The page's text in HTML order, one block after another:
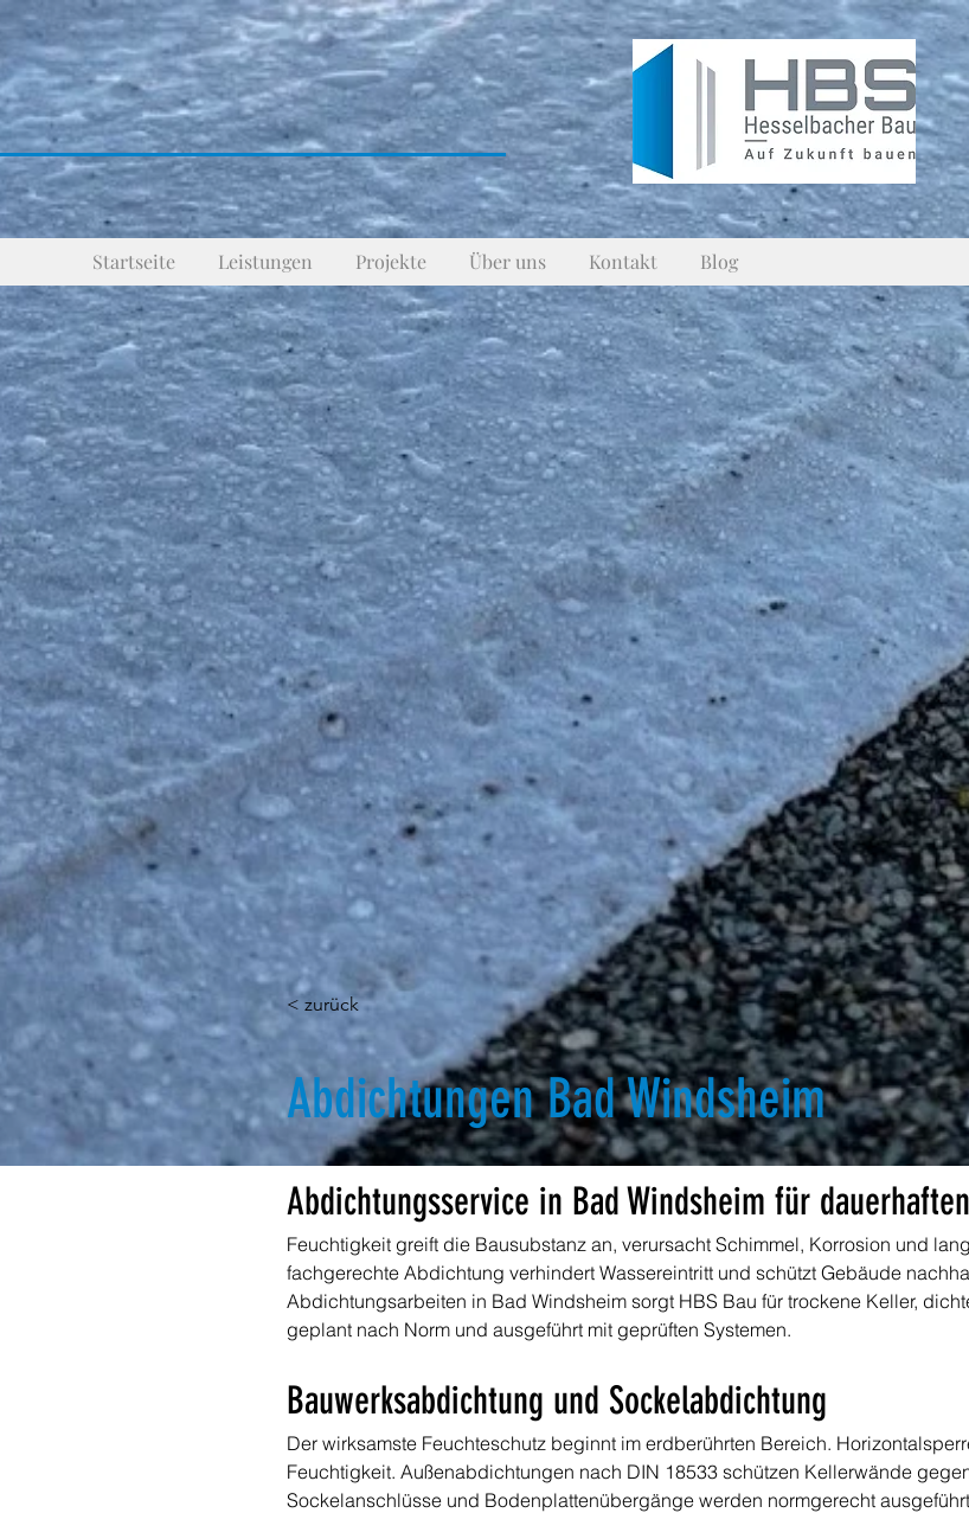
Startseite Leistungen Projekte Über uns Kontakt Blog
< zurück
Abdichtungen Bad Windsheim
Abdichtungsservice in Bad Windsheim für
Feuchtigkeit greift die Bausubstanz an, verursacht Schimmel, Korrosion und
fachgerechte Abdichtung verhindert Wassereintritt und schützt Gebäude
Abdichtungsarbeiten in Bad Windsheim sorgt HBS Bau für trockene Keller,
geplant nach Norm und ausgeführt mit geprüften Systemen.
Bauwerksabdichtung und Sockelabdichtung
Der wirksamste Feuchteschutz beginnt im erdberührten Bereich.
Feuchtigkeit. Außenabdichtungen nach DIN 18533 schützen Kellerwände
Sockelanschlüsse und Bodenplattenübergänge werden normgerecht